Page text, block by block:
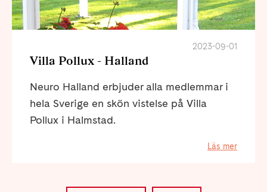
2023-09-01
Villa Pollux - Halland
Neuro Halland erbjuder alla medlemmar i
hela Sverige en skön vistelse på Villa
Pollux i Halmstad.
Läs mer